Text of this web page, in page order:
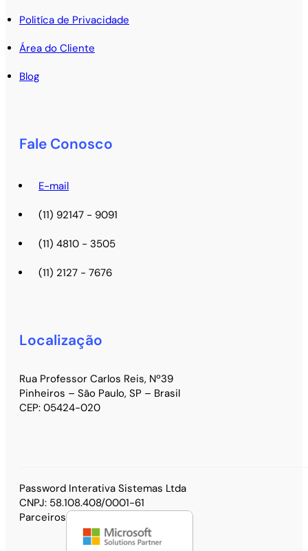
Politíca de Privacidade
Área do Cliente
Blog
Fale Conosco
E-mail
(11) 92147 - 9091
(11) 4810 - 3505
(11) 2127 - 7676
Localização
Rua Professor Carlos Reis, Nº39
Pinheiros – São Paulo, SP – Brasil
CEP: 05424-020
Password Interativa Sistemas Ltda
CNPJ: 58.108.408/0001-61
Parceiros